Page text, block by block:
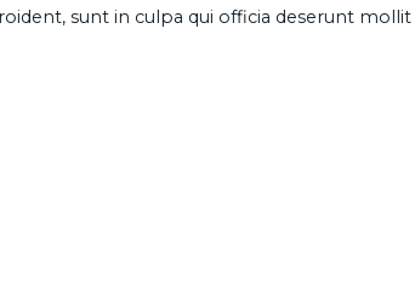
sunt in culpa qui officia deserunt